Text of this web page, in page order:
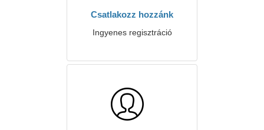
Csatlakozz hozzánk
Ingyenes regisztráció